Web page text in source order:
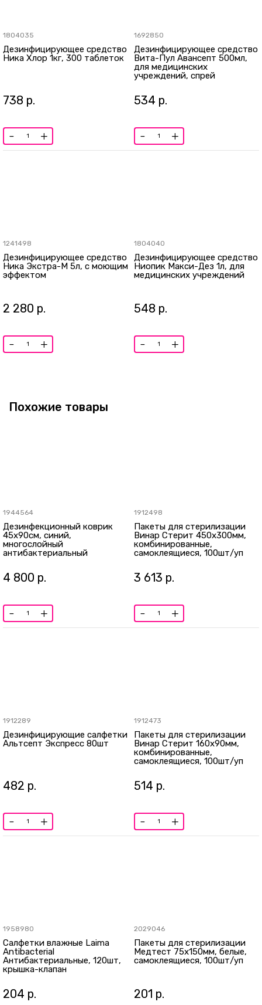
1804035
Дезинфицирующее средство
Ника Хлор 1кг, 300 таблеток
738 р.
- +
1692850
Дезинфицирующее средство
Вита-Пул Авансепт 500мл,
для медицинских
учреждений, спрей
534 р.
- +
1241498
Дезинфицирующее средство
Ника Экстра-М 5л, с моющим
эффектом
2 280 р.
- +
1804040
Дезинфицирующее средство
Ниопик Макси-Дез 1л, для
медицинских учреждений
548 р.
- +
Похожие товары
1944564
Дезинфекционный коврик
45х90см, синий,
многослойный
антибактериальный
4 800 р.
- +
1912498
Пакеты для стерилизации
Винар Стерит 450х300мм,
комбинированные,
самоклеящиеся, 100шт/уп
3 613 р.
- +
1912289
Дезинфицирующие салфетки
Альтсепт Экспресс 80шт
482 р.
- +
1912473
Пакеты для стерилизации
Винар Стерит 160х90мм,
комбинированные,
самоклеящиеся, 100шт/уп
514 р.
- +
1958980
Салфетки влажные Laima
Antibacterial
Антибактериальные, 120шт,
крышка-клапан
204 р.
2029046
Пакеты для стерилизации
Медтест 75х150мм, белые,
самоклеящиеся, 100шт/уп
201 р.